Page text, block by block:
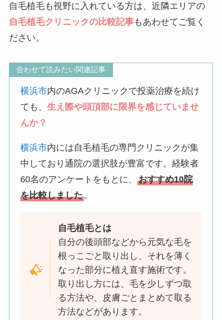
自毛植毛も視野に入れている方は、近隣エリアの
自毛植毛クリニックの比較記事もあわせてご覧く
ださい。
合わせて読みたい関連記事
横浜市内のAGAクリニックで投薬治療を続け
ても、生え際や頭頂部に限界を感じていませ
んか？
横浜市内には自毛植毛の専門クリニックが集
中しており通院の選択肢が豊富です。経験者
60名のアンケートをもとに、おすすめ10院
を比較しました。
自毛植毛とは
自分の後頭部などから元気な毛を
根っこごと取り出し、それを薄く
なった部分に植え直す施術です。
取り出し方には、毛を少しずつ取
る方法や、皮膚ごとまとめて取る
方法などがあります。